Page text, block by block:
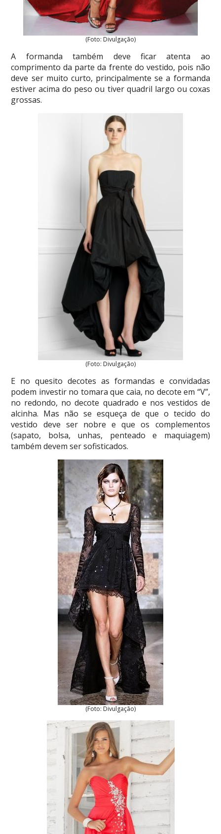
(Foto: Divulgação)
A formanda também deve ficar atenta ao
comprimento da parte da frente do vestido, pois não
deve ser muito curto, principalmente se a formanda
estiver acima do peso ou tiver quadril largo ou coxas
grossas.
(Foto: Divulgação)
E no quesito decotes as formandas e convidadas
podem investir no tomara que caia, no decote em “V”,
no redondo, no decote quadrado e nos vestidos de
alcinha. Mas não se esqueça de que o tecido do
vestido deve ser nobre e que os complementos
(sapato, bolsa, unhas, penteado e maquiagem)
também devem ser sofisticados.
(Foto: Divulgação)